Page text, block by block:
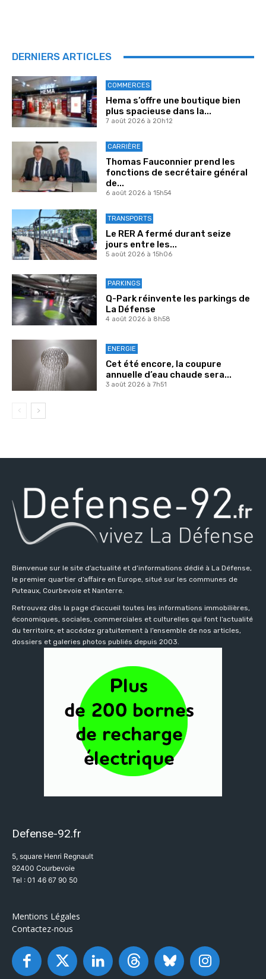
DERNIERS ARTICLES
COMMERCES
Hema s’offre une boutique bien
plus spacieuse dans la...
7 août 2026 à 20h12
CARRIÈRE
Thomas Fauconnier prend les
fonctions de secrétaire général
de...
6 août 2026 à 15h54
TRANSPORTS
Le RER A fermé durant seize
jours entre les...
5 août 2026 à 15h06
PARKINGS
Q-Park réinvente les parkings de
La Défense
4 août 2026 à 8h58
ENERGIE
Cet été encore, la coupure
annuelle d’eau chaude sera...
3 août 2026 à 7h51
Bienvenue sur le site d’actualité et d’informations dédié à La Défense,
le premier quartier d’affaire en Europe, situé sur les communes de
Puteaux, Courbevoie et Nanterre.
Retrouvez dès la page d’accueil toutes les informations immobilières,
économiques, sociales, commerciales et culturelles qui font l’actualité
du territoire, et accédez gratuitement à l’ensemble de nos articles,
dossiers et galeries photos publiés depuis 2003.
Defense-92.fr
5, square Henri Regnault
92400 Courbevoie
Tel : 01 46 67 90 50
Mentions Légales
Contactez-nous